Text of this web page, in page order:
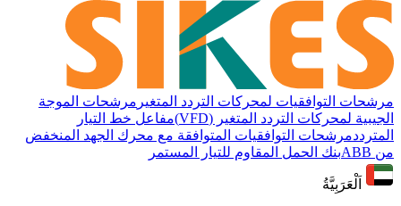
مرشحات التوافقيات لمحركات التردد المتغير مرشحات الموجة
الجيبية لمحركات التردد المتغير (VFD)
مفاعل خط التيار
المترددمرشحات التوافقيات المتوافقة مع محرك الجهد المنخفض
من ABB
بنك الحمل المقاوم للتيار المستمر
اَلْعَرَبِيَّةُ